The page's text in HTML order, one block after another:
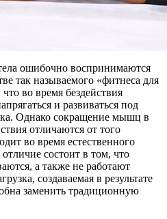
ошибочно воспринимаются
так называемого «фитнеса для
во время бездействия
и развиваться под
Однако сокращение мышц в
отличаются от того
во время естественного
состоит в том, что
а также не работают
создаваемая в результате
заменить традиционную